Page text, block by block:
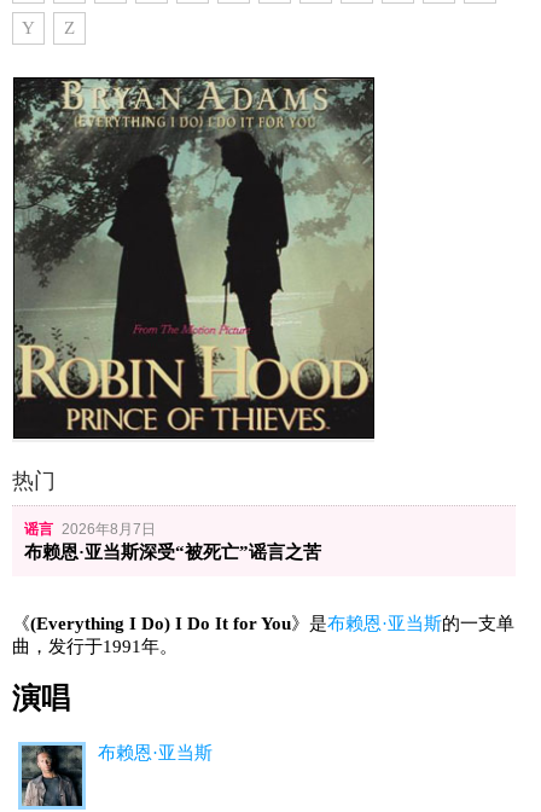
Y Z
热门
谣言 2026年8月7日
布赖恩·亚当斯深受“被死亡”谣言之苦
《(Everything I Do) I Do It for You》是布赖恩·亚当斯的一支单
曲，发行于1991年。
演唱
布赖恩·亚当斯